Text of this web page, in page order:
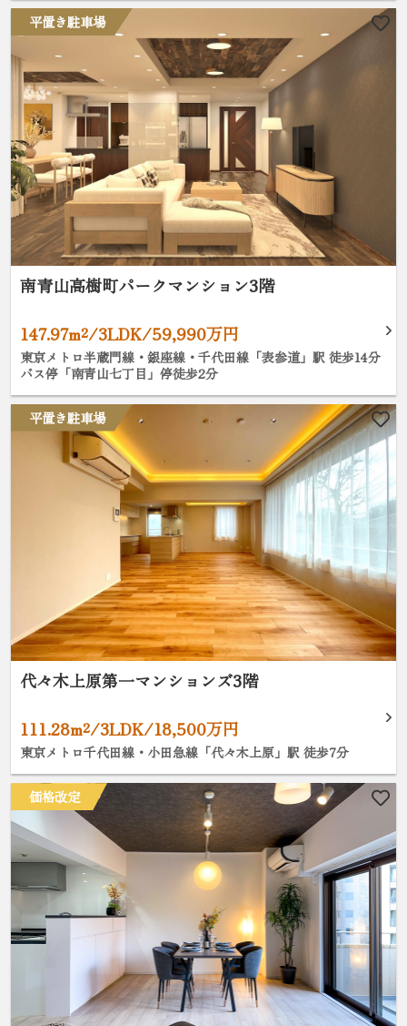
平置き駐車場
南青山高樹町パークマンション3階
147.97m²/3LDK/59,990万円
東京メトロ半蔵門線・銀座線・千代田線「表参道」駅 徒歩14分
バス停「南青山七丁目」停徒歩2分
平置き駐車場
代々木上原第一マンションズ3階
111.28m²/3LDK/18,500万円
東京メトロ千代田線・小田急線「代々木上原」駅 徒歩7分
価格改定